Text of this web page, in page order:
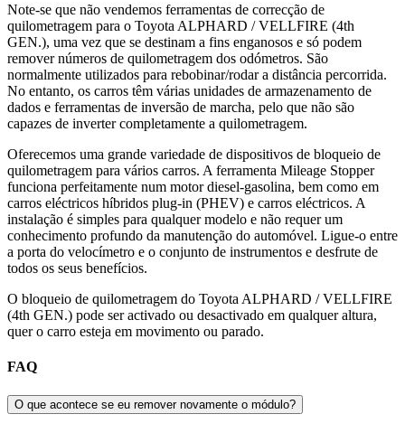
Note-se que não vendemos ferramentas de correcção de
quilometragem para o Toyota ALPHARD / VELLFIRE (4th
GEN.), uma vez que se destinam a fins enganosos e só podem
remover números de quilometragem dos odómetros. São
normalmente utilizados para rebobinar/rodar a distância percorrida.
No entanto, os carros têm várias unidades de armazenamento de
dados e ferramentas de inversão de marcha, pelo que não são
capazes de inverter completamente a quilometragem.
Oferecemos uma grande variedade de dispositivos de bloqueio de
quilometragem para vários carros. A ferramenta Mileage Stopper
funciona perfeitamente num motor diesel-gasolina, bem como em
carros eléctricos híbridos plug-in (PHEV) e carros eléctricos. A
instalação é simples para qualquer modelo e não requer um
conhecimento profundo da manutenção do automóvel. Ligue-o entre
a porta do velocímetro e o conjunto de instrumentos e desfrute de
todos os seus benefícios.
O bloqueio de quilometragem do Toyota ALPHARD / VELLFIRE
(4th GEN.) pode ser activado ou desactivado em qualquer altura,
quer o carro esteja em movimento ou parado.
FAQ
O que acontece se eu remover novamente o módulo?